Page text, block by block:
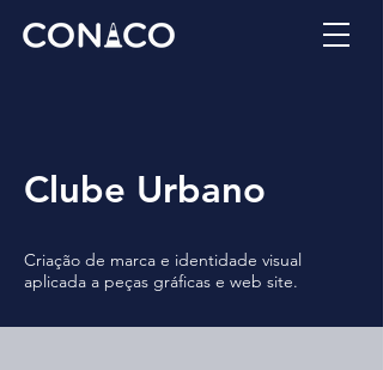
Clube Urbano
Criação de marca e identidade visual
aplicada a peças gráficas e web site.